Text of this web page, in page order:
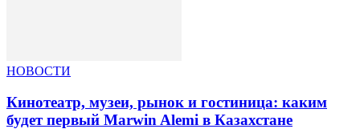
НОВОСТИ
Кинотеатр, музеи, рынок и гостиница: каким
будет первый Marwin Alemi в Казахстане